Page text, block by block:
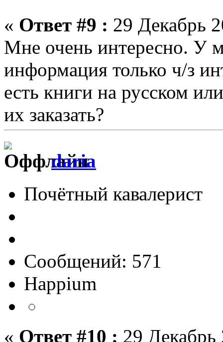
« Ответ #9 : 29 Декабрь
Мне очень интересно. У
информация только ч/з
есть книги на русском
их заказать?
daria
Почётный кавалерист
Сообщений: 571
Happium
« Ответ #10 : 29